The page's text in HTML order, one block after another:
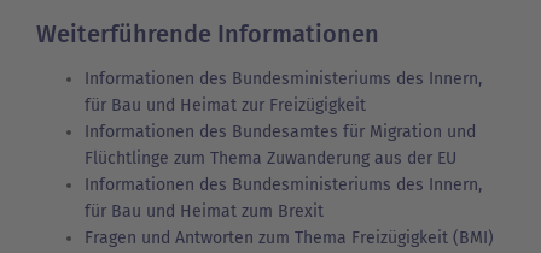
Weiterführende Informationen
Informationen des Bundesministeriums des Innern,
für Bau und Heimat zur Freizügigkeit
Informationen des Bundesamtes für Migration und
Flüchtlinge zum Thema Zuwanderung aus der EU
Informationen des Bundesministeriums des Innern,
für Bau und Heimat zum Brexit
Fragen und Antworten zum Thema Freizügigkeit (BMI)